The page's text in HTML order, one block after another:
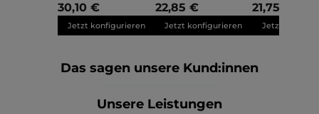
30,10 €
Jetzt konfigurieren
22,85 €
Jetzt konfigurieren
21,75 €
Jetzt
Das sagen unsere Kund:innen
Unsere Leistungen